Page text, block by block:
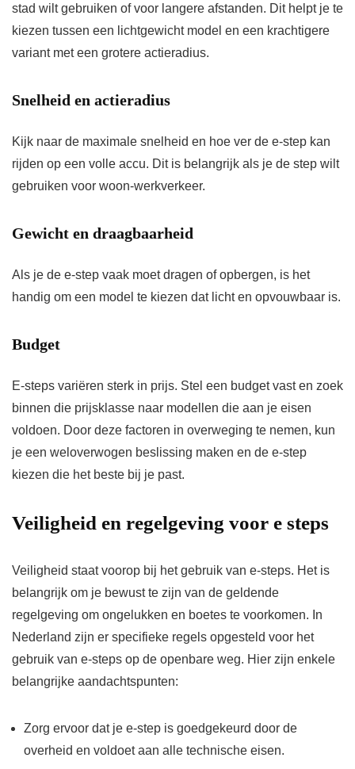
stad wilt gebruiken of voor langere afstanden. Dit helpt je te
kiezen tussen een lichtgewicht model en een krachtigere
variant met een grotere actieradius.
Snelheid en actieradius
Kijk naar de maximale snelheid en hoe ver de e-step kan
rijden op een volle accu. Dit is belangrijk als je de step wilt
gebruiken voor woon-werkverkeer.
Gewicht en draagbaarheid
Als je de e-step vaak moet dragen of opbergen, is het
handig om een model te kiezen dat licht en opvouwbaar is.
Budget
E-steps variëren sterk in prijs. Stel een budget vast en zoek
binnen die prijsklasse naar modellen die aan je eisen
voldoen. Door deze factoren in overweging te nemen, kun
je een weloverwogen beslissing maken en de e-step
kiezen die het beste bij je past.
Veiligheid en regelgeving voor e steps
Veiligheid staat voorop bij het gebruik van e-steps. Het is
belangrijk om je bewust te zijn van de geldende
regelgeving om ongelukken en boetes te voorkomen. In
Nederland zijn er specifieke regels opgesteld voor het
gebruik van e-steps op de openbare weg. Hier zijn enkele
belangrijke aandachtspunten:
Zorg ervoor dat je e-step is goedgekeurd door de
overheid en voldoet aan alle technische eisen.